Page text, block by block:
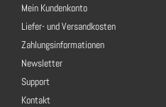
Mein Kundenkonto
Liefer- und Versandkosten
Zahlungsinformationen
Newsletter
Support
Kontakt